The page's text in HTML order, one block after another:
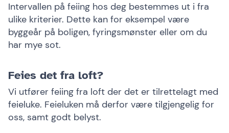
Intervallen på feiing hos deg bestemmes ut i fra
ulike kriterier. Dette kan for eksempel være
byggeår på boligen, fyringsmønster eller om du
har mye sot.
Feies det fra loft?
Vi utfører feiing fra loft der det er tilrettelagt med
feieluke. Feieluken må derfor være tilgjengelig for
oss, samt godt belyst.